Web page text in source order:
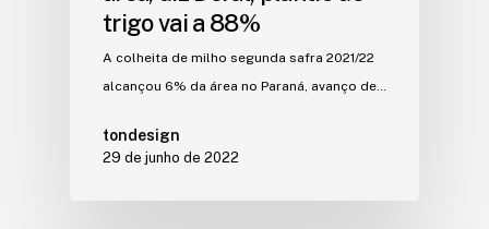
trigo vai a 88%
A colheita de milho segunda safra 2021/22
alcançou 6% da área no Paraná, avanço de…
tondesign
29 de junho de 2022